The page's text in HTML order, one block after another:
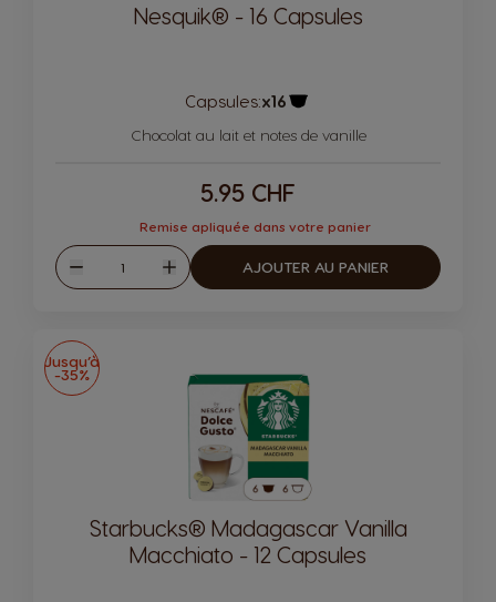
Nesquik® - 16 Capsules
Capsules:x16
Chocolat au lait et notes de vanille
5.95 CHF
Remise apliquée dans votre panier
Diminuer
Quantité
Augmenter
AJOUTER AU PANIER
Jusqu’à
-35%
Starbucks® Madagascar Vanilla
Macchiato - 12 Capsules